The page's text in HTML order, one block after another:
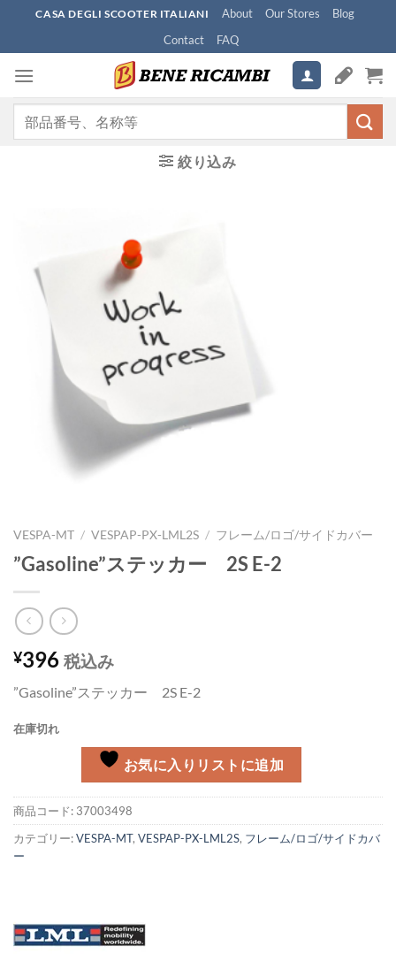
content
CASA DEGLI SCOOTER ITALIANI About Our Stores
Blog
Contact
FAQ
絞り込み
VESPA-MT / VESPAP-PX-LML2S / フレーム/ロゴ/サイドカバー
”Gasoline”ステッカー 2S E-2
¥396 税込み
”Gasoline”ステッカー 2S E-2
在庫切れ
お気に入りリストに追加
商品コード: 37003498
カテゴリー:VESPA-MT, VESPAP-PX-LML2S, フレーム/ロゴ/サイドカバ
ー